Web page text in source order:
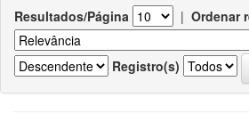
Resultados/Página | Ordenar
Registro(s)